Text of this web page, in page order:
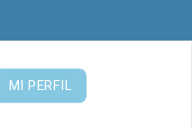
MI PERFIL